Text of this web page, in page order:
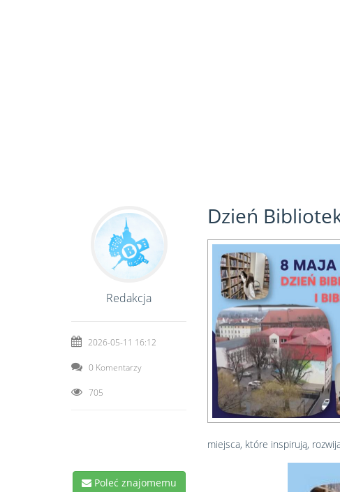
Redakcja
2026-05-11 16:12
0 Komentarzy
705
Poleć znajomemu
Dzień
miejsca, które inspirują,